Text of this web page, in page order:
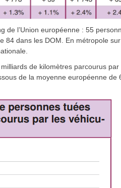
de l’Union européenne : 55
84 dans les DOM. En métropole
de kilomètres parcourus par
de la moyenne européenne de